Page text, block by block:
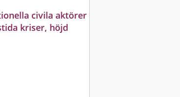
civila aktörer
kriser, höjd